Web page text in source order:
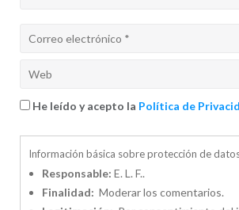
He leído y acepto la Política de
Información básica sobre protección de
Responsable: E. L. F..
Finalidad: Moderar los comentarios.